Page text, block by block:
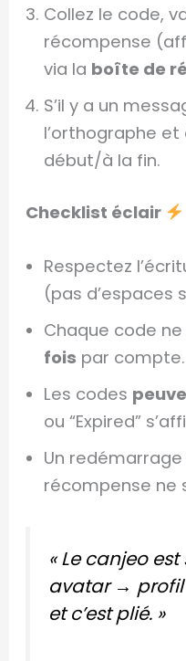
Collez le code,
récompense
via la boîte de
S’il y a un
l’orthographe et
début/à la fin.
Checklist éclair
Respectez
(pas d’espaces
Chaque code ne
fois par compte.
Les codes
ou “Expired”
Un
récompense ne
« Le canjeo
avatar →
et c’est plié. »